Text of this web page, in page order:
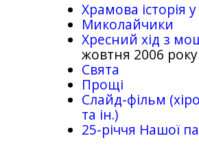
Храмова історія
Миколайчики
Хресний хід з
жовтня 2006 року
Свята
Прощі
Слайд-фільм
та ін.)
25-рiччя Нашої